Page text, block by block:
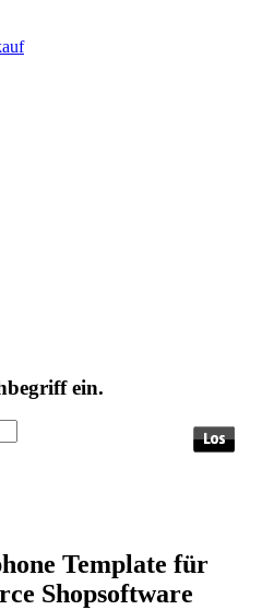
ein.
Template für
Shopsoftware